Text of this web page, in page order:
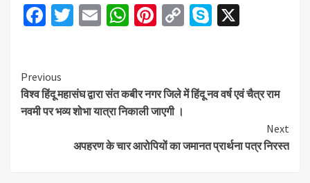
Facebook
Twitter
EmailWhatsApp
Pinterest
CopySkype
Continue
Reading
Previous
विश्व हिंदू महासंघ द्वारा संत कबीर नगर जिले में हिंदू नव वर्ष एवं चैत्र राम
नवमी पर भव्य शोभा यात्रा निकाली जाएगी ।
Next
अपहरण के चार आरोपियों का जमानत प्रार्थना पत्र निरस्त